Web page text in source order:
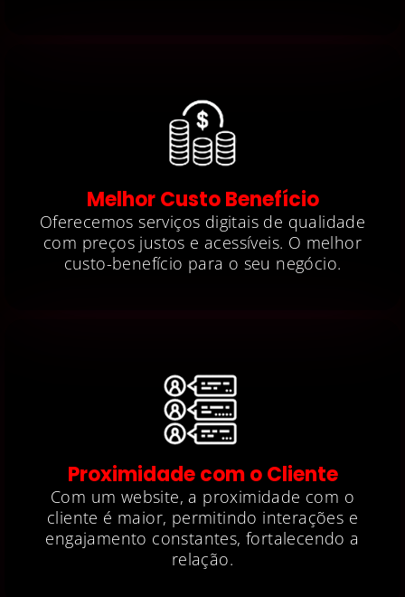
Melhor Custo Benefício
Oferecemos serviços digitais de qualidade
com preços justos e acessíveis. O melhor
custo-benefício para o seu negócio.
Proximidade com o Cliente
Com um website, a proximidade com o
cliente é maior, permitindo interações e
engajamento constantes, fortalecendo a
relação.